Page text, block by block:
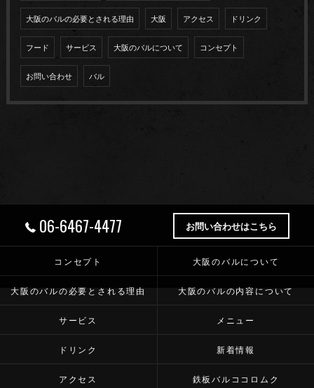
大阪のバルの必要とされる理由 大阪 アクセス ドリンク
フード サービス 大阪のバルについて コンセプト
お問い合わせ バル
06-6467-4477 お問い合わせはこちら
コンセプト 大阪のバルについて
大阪のバルの必要とされる理由 大阪のバルの内容について
サービス メニュー
ドリンク 新着情報
アクセス 鉄板バルココロムク